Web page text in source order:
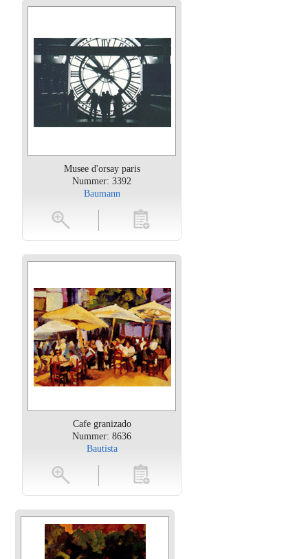
Musee d'orsay paris
Nummer: 3392
Baumann
toevoegen
Cafe granizado
Nummer: 8636
Bautista
toevoegen